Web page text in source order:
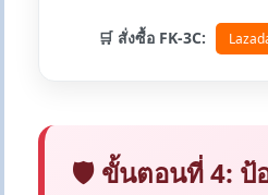
🛒 สั่งซื้อ FK-3C:
🛡️ ขั้นตอนที่ 4: ป้